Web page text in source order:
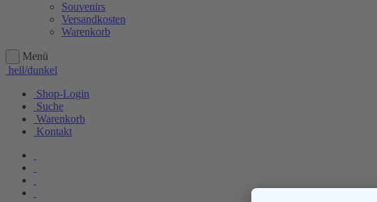
Souvenirs
Versandkosten
Warenkorb
Menü
hell/dunkel
Shop-Login
Suche
Warenkorb
Kontakt